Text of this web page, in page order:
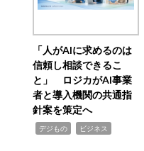
「人がAIに求めるのは
信頼し相談できるこ
と」 ロジカがAI事業
者と導入機関の共通指
針案を策定へ
デジもの ビジネス